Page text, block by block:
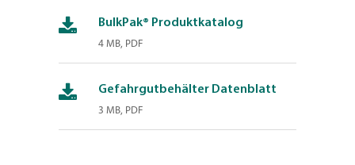
BulkPak® Produktkatalog
4 MB, PDF
Gefahrgutbehälter Datenblatt
3 MB, PDF